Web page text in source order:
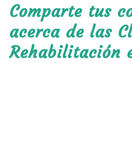
Comparte tus
acerca de las
Rehabilitación